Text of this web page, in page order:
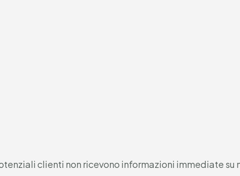
clienti non ricevono informazioni immediate su